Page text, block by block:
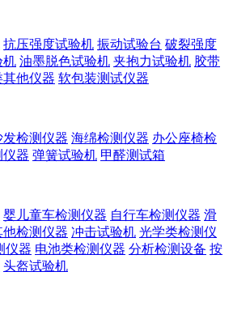
抗压强度试验机 振动试验台 破裂强度
机 油墨脱色试验机 夹抱力试验机 胶带
他仪器 软包装测试仪器
发检测仪器 海绵检测仪器 办公座椅检
仪器 弹簧试验机 甲醛测试箱
婴儿童车检测仪器 自行车检测仪器 滑
他检测仪器 冲击试验机 光学类检测仪
仪器 电池类检测仪器 分析检测设备 按
头盔试验机